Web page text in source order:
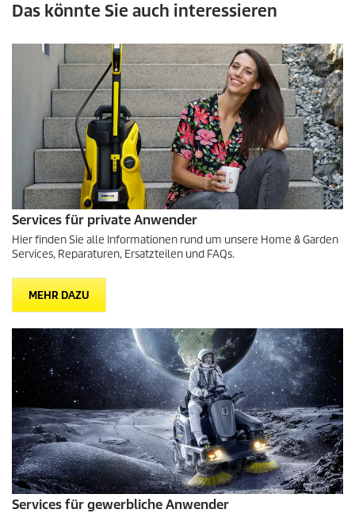
Das könnte Sie auch interessieren
Services für private Anwender
Hier finden Sie alle Informationen rund um unsere Home & Garden
Services, Reparaturen, Ersatzteilen und FAQs.
MEHR DAZU
Services für gewerbliche Anwender